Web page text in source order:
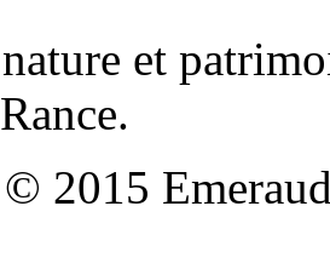
et
2015